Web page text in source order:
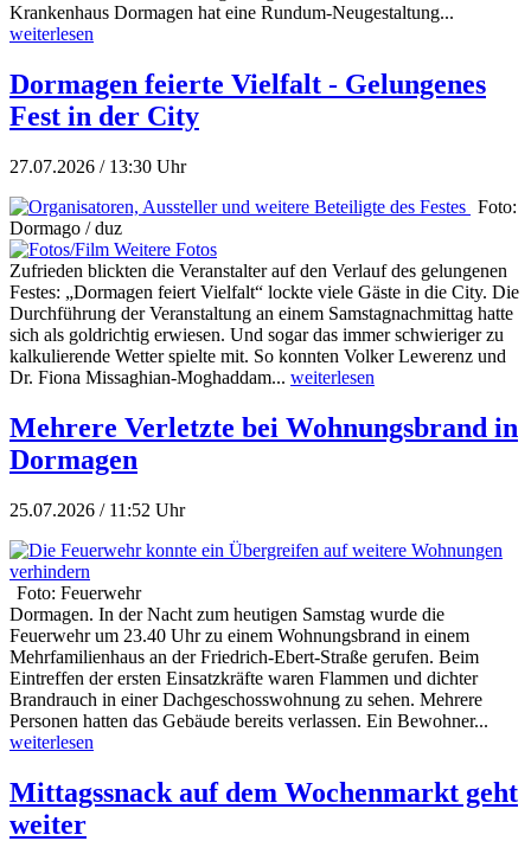
Krankenhaus Dormagen hat eine Rundum-Neugestaltung...
weiterlesen
Dormagen feierte Vielfalt - Gelungenes
Fest in der City
27.07.2026 / 13:30 Uhr
Foto:
Dormago / duz
Weitere Fotos
Zufrieden blickten die Veranstalter auf den Verlauf des gelungenen
Festes: „Dormagen feiert Vielfalt“ lockte viele Gäste in die City. Die
Durchführung der Veranstaltung an einem Samstagnachmittag hatte
sich als goldrichtig erwiesen. Und sogar das immer schwieriger zu
kalkulierende Wetter spielte mit. So konnten Volker Lewerenz und
Dr. Fiona Missaghian-Moghaddam... weiterlesen
Mehrere Verletzte bei Wohnungsbrand in
Dormagen
25.07.2026 / 11:52 Uhr
Foto: Feuerwehr
Dormagen. In der Nacht zum heutigen Samstag wurde die
Feuerwehr um 23.40 Uhr zu einem Wohnungsbrand in einem
Mehrfamilienhaus an der Friedrich-Ebert-Straße gerufen. Beim
Eintreffen der ersten Einsatzkräfte waren Flammen und dichter
Brandrauch in einer Dachgeschosswohnung zu sehen. Mehrere
Personen hatten das Gebäude bereits verlassen. Ein Bewohner...
weiterlesen
Mittagssnack auf dem Wochenmarkt geht
weiter